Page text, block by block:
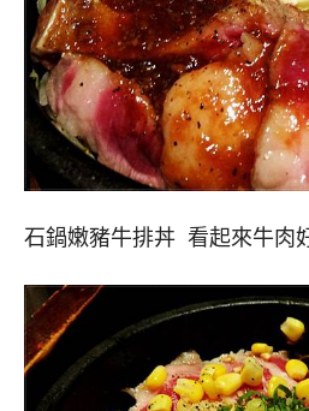
石鍋嫩豬牛排丼 看起來牛肉